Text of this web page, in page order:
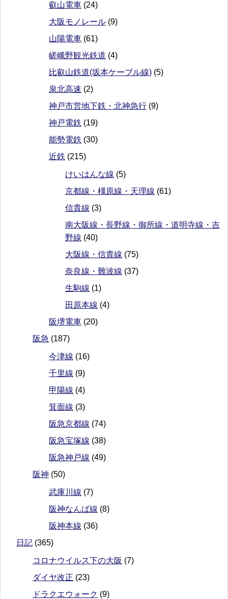
叡山電車 (24)
大阪モノレール (9)
山陽電車 (61)
嵯峨野観光鉄道 (4)
比叡山鉄道(坂本ケーブル線) (5)
泉北高速 (2)
神戸市営地下鉄・北神急行 (9)
神戸電鉄 (19)
能勢電鉄 (30)
近鉄 (215)
けいはんな線 (5)
京都線・橿原線・天理線 (61)
信貴線 (3)
南大阪線・長野線・御所線・道明寺線・吉
野線 (40)
大阪線・信貴線 (75)
奈良線・難波線 (37)
生駒線 (1)
田原本線 (4)
阪堺電車 (20)
阪急 (187)
今津線 (16)
千里線 (9)
甲陽線 (4)
箕面線 (3)
阪急京都線 (74)
阪急宝塚線 (38)
阪急神戸線 (49)
阪神 (50)
武庫川線 (7)
阪神なんば線 (8)
阪神本線 (36)
日記 (365)
コロナウイルス下の大阪 (7)
ダイヤ改正 (23)
ドラクエウォーク (9)